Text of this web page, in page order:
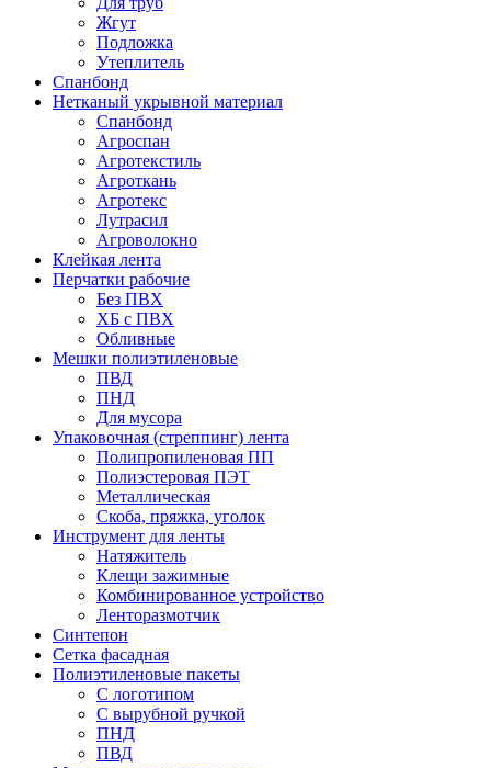
Жгут
Подложка
Утеплитель
Спанбонд
Нетканый укрывной материал
Спанбонд
Агроспан
Агротекстиль
Агроткань
Агротекс
Лутрасил
Агроволокно
Клейкая лента
Перчатки рабочие
Без ПВХ
ХБ с ПВХ
Обливные
Мешки полиэтиленовые
ПВД
ПНД
Для мусора
Упаковочная (стреппинг) лента
Полипропиленовая ПП
Полиэстеровая ПЭТ
Металлическая
Скоба, пряжка, уголок
Инструмент для ленты
Натяжитель
Клещи зажимные
Комбинированное устройство
Ленторазмотчик
Синтепон
Сетка фасадная
Полиэтиленовые пакеты
С логотипом
С вырубной ручкой
ПНД
ПВД